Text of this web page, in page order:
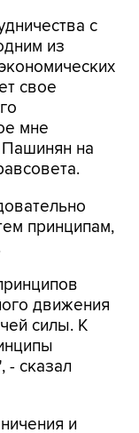
с
из
свое
мне
Пашинян на
принципам,
движения
силы. К
- сказал
и